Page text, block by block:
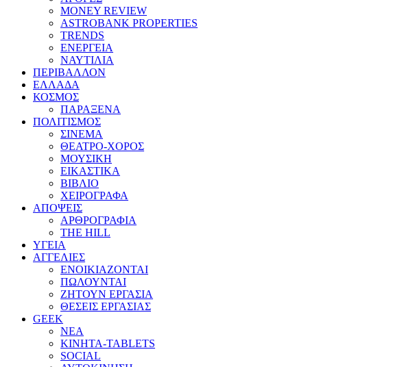
MONEY REVIEW
ASTROBANK PROPERTIES
TRENDS
ΕΝΕΡΓΕΙΑ
ΝΑΥΤΙΛΙΑ
ΠΕΡΙΒΑΛΛΟΝ
ΕΛΛΑΔΑ
ΚΟΣΜΟΣ
ΠΑΡΑΞΕΝΑ
ΠΟΛΙΤΙΣΜΟΣ
ΣΙΝΕΜΑ
ΘΕΑΤΡΟ-ΧΟΡΟΣ
ΜΟΥΣΙΚΗ
ΕΙΚΑΣΤΙΚΑ
ΒΙΒΛΙΟ
ΧΕΙΡΟΓΡΑΦΑ
ΑΠΟΨΕΙΣ
ΑΡΘΡΟΓΡΑΦΙΑ
THE HILL
ΥΓΕΙΑ
ΑΓΓΕΛΙΕΣ
ΕΝΟΙΚΙΑΖΟΝΤΑΙ
ΠΩΛΟΥΝΤΑΙ
ΖΗΤΟΥΝ ΕΡΓΑΣΙΑ
ΘΕΣΕΙΣ ΕΡΓΑΣΙΑΣ
GEEK
ΝΕΑ
ΚΙΝΗΤΑ-TABLETS
SOCIAL